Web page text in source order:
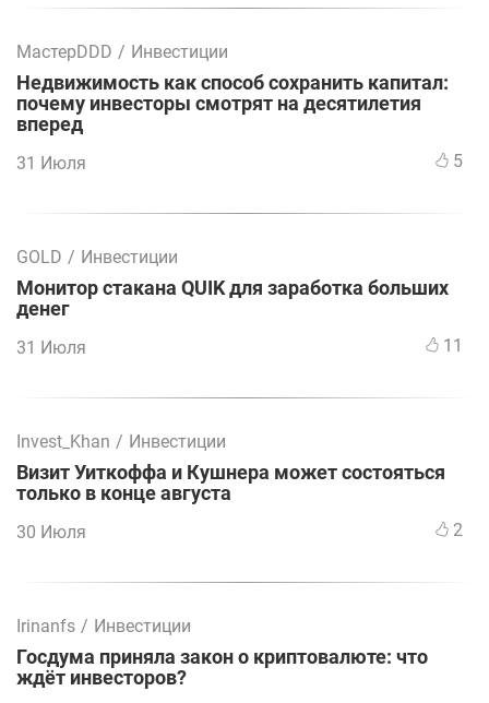
МастерDDD / Инвестиции
Недвижимость как способ сохранить капитал:
почему инвесторы смотрят на десятилетия
вперед
31 Июля 5
GOLD / Инвестиции
Монитор стакана QUIK для заработка больших
денег
31 Июля 11
Invest_Khan / Инвестиции
Визит Уиткоффа и Кушнера может состояться
только в конце августа
30 Июля 2
Irinanfs / Инвестиции
Госдума приняла закон о криптовалюте: что
ждёт инвесторов?